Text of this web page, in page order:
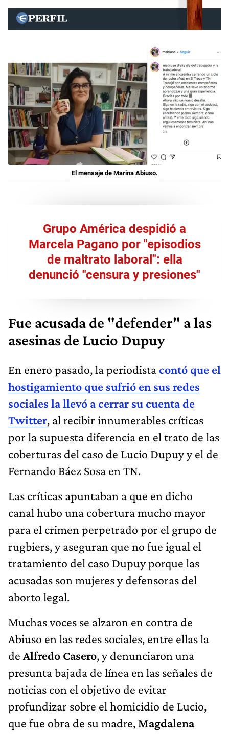
El mensaje de Marina Abiuso.
Grupo América despidió a
Marcela Pagano por "episodios
de maltrato laboral": ella
denunció "censura y presiones"
Fue acusada de "defender" a las
asesinas de Lucio Dupuy
En enero pasado, la periodistacontó que el
hostigamiento que sufrió en sus redes
sociales la llevó a cerrar su cuenta de
Twitter, al recibir innumerables críticas
por la supuesta diferencia en el trato de las
coberturas del caso de Lucio Dupuy y el de
Fernando Báez Sosa en TN.
Las críticas apuntaban a que en dicho
canal hubo una cobertura mucho mayor
para el crimen perpetrado por el grupo de
rugbiers, y aseguran que no fue igual el
tratamiento del caso Dupuy porque las
acusadas son mujeres y defensoras del
aborto legal.
Muchas voces se alzaron en contra de
Abiuso en las redes sociales, entre ellas la
de Alfredo Casero, y denunciaron una
presunta bajada de línea en las señales de
noticias con el objetivo de evitar
profundizar sobre el homicidio de Lucio,
que fue obra de su madre, Magdalena